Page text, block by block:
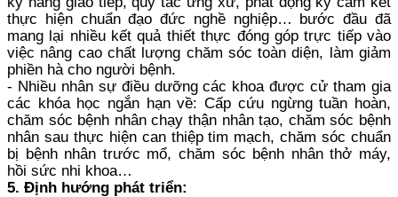
thực hiện chuẩn đạo đức nghề nghiệp… bước đầu đã
mang lại nhiều kết quả thiết thực đóng góp trực tiếp vào
việc nâng cao chất lượng chăm sóc toàn diện, làm giảm
phiền hà cho người bệnh.
- Nhiều nhân sự điều dưỡng các khoa được cử tham gia
các khóa học ngắn hạn về: Cấp cứu ngừng tuần hoàn,
chăm sóc bệnh nhân chạy thận nhân tạo, chăm sóc bệnh
nhân sau thực hiện can thiệp tim mạch, chăm sóc chuẩn
bị bệnh nhân trước mổ, chăm sóc bệnh nhân thở máy,
hồi sức nhi khoa…
5. Định hướng phát triển: